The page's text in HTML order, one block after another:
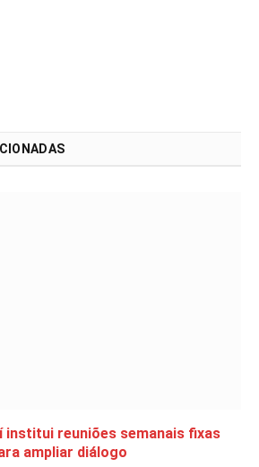
institui reuniões semanais fixas
ampliar diálogo